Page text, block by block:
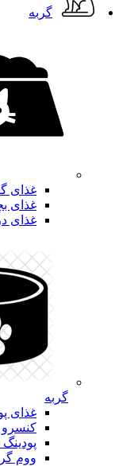
گربه
غذای
غذای
غذای
گربه
غذای
کنسرو
ووم